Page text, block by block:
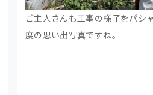
ご主人さんも工事の様子をパシ
度の思い出写真ですね。